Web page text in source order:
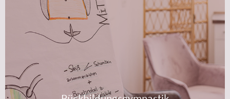
Durch die Schwangerschaft und Geburt verändert sich der
Körper der Frau. Im Kurs werden Übungen erlernt und
angeleitet, die die Muskulatur, vor allem des
Beckenbodens und Rumpfes stärken, um somit den
Rückbildungsprozess zu unterstützen.